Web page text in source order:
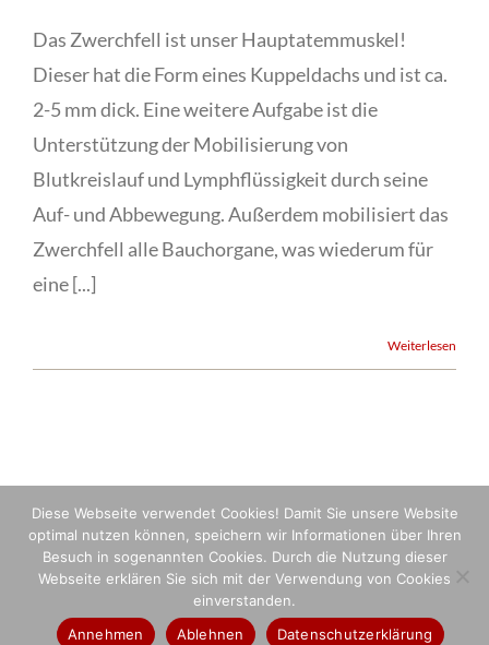
Das Zwerchfell ist unser Hauptatemmuskel!
Dieser hat die Form eines Kuppeldachs und ist ca.
2-5 mm dick. Eine weitere Aufgabe ist die
Unterstützung der Mobilisierung von
Blutkreislauf und Lymphflüssigkeit durch seine
Auf- und Abbewegung. Außerdem mobilisiert das
Zwerchfell alle Bauchorgane, was wiederum für
eine [...]
Weiterlesen
© Copyright 2024 physio4health e.U.|Impressum|Datenschutz |AGB| All
Rights Reserved
Diese Webseite verwendet Cookies! Damit Sie unsere Website
optimal nutzen können, speichern wir Informationen über Ihren
Besuch in sogenannten Cookies. Durch die Nutzung dieser
Webseite erklären Sie sich mit der Verwendung von Cookies
einverstanden.
Annehmen
Ablehnen Datenschutzerklärung